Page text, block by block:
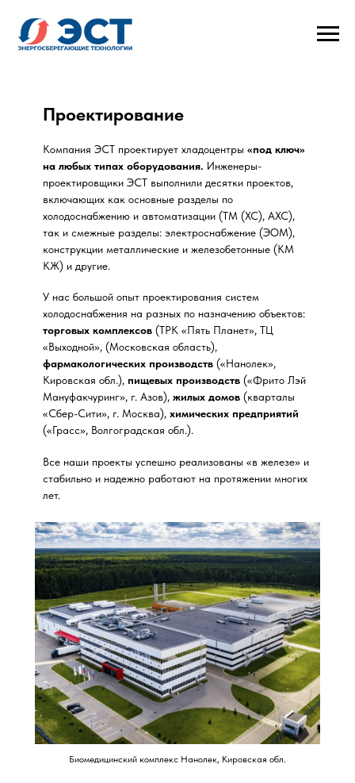
Проектирование
Компания ЭСТ проектирует хладоцентры «под ключ»
на любых типах оборудования. Инженеры-
проектировщики ЭСТ выполнили десятки проектов,
включающих как основные разделы по
холодоснабжению и автоматизации (ТМ (ХС), АХС),
так и смежные разделы: электроснабжение (ЭОМ),
конструкции металлические и железобетонные (КМ
КЖ) и другие.
У нас большой опыт проектирования систем
холодоснабжения на разных по назначению объектов:
торговых комплексов (ТРК «Пять Планет», ТЦ
«Выходной», (Московская область),
фармакологических производств («Нанолек»,
Кировская обл.), пищевых производств («Фрито Лэй
Мануфакчуринг», г. Азов), жилых домов (кварталы
«Сбер-Сити», г. Москва), химических предприятий
(«Грасс», Волгоградская обл.).
Все наши проекты успешно реализованы «в железе» и
стабильно и надежно работают на протяжении многих
лет.
Биомедицинский комплекс Нанолек, Кировская обл.